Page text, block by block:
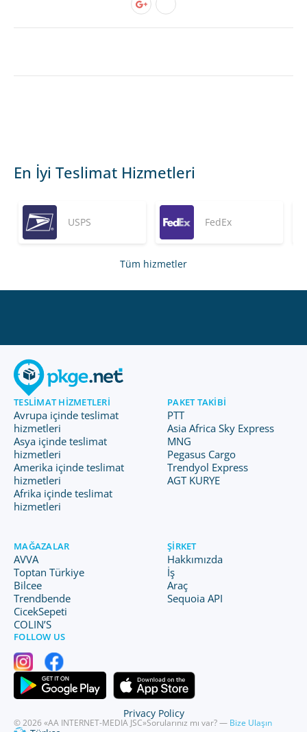
En İyi Teslimat Hizmetleri
USPS FedEx
Tüm hizmetler
TESLIMAT HIZMETLERI
Avrupa içinde teslimat
hizmetleri
Asya içinde teslimat
hizmetleri
Amerika içinde teslimat
hizmetleri
Afrika içinde teslimat
hizmetleri
PAKET TAKIBI
PTT
Asia Africa Sky Express
MNG
Pegasus Cargo
Trendyol Express
AGT KURYE
MAĞAZALAR
AVVA
Toptan Türkiye
Bilcee
Trendbende
CicekSepeti
COLIN’S
ŞIRKET
Hakkımızda
İş
Araç
Sequoia API
FOLLOW US
© 2026 «AA INTERNET-MEDIA JSC»Sorularınız mı var? — Bize Ulaşın
Privacy Policy